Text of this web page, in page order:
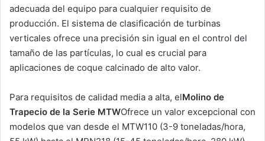
adecuada del equipo para cualquier requisito de
producción. El sistema de clasificación de turbinas
verticales ofrece una precisión sin igual en el control del
tamaño de las partículas, lo cual es crucial para
aplicaciones de coque calcinado de alto valor.
Para requisitos de calidad media a alta, elMolino de
Trapecio de la Serie MTWOfrece un valor excepcional con
modelos que van desde el MTW110 (3-9 toneladas/hora,